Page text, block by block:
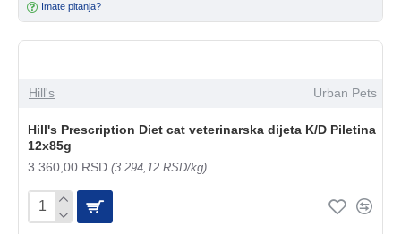
Imate pitanja?
Hill's Urban Pets
Hill's Prescription Diet cat veterinarska dijeta K/D Piletina
12x85g
3.360,00 RSD (3.294,12 RSD/kg)